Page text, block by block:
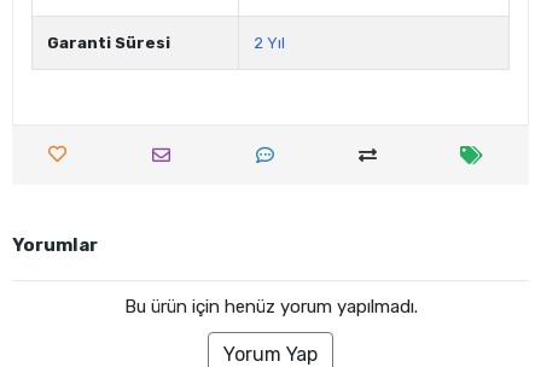
Garanti Süresi 2 Yıl
Yorumlar
Bu ürün için henüz yorum yapılmadı.
Yorum Yap